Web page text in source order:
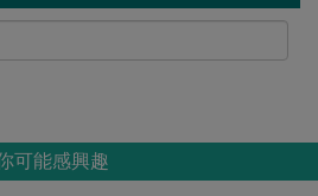
可能感興趣